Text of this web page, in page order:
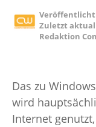
Zuletzt
Redaktion
Das zu
wird
Internet